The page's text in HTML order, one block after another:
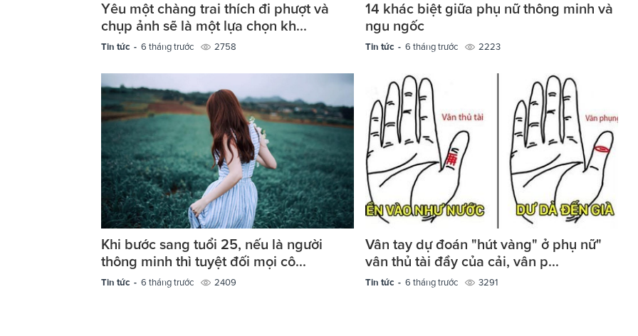
Yêu một chàng trai thích đi phượt và
chụp ảnh sẽ là một lựa chọn kh...
Tin tức - 6 tháng trước 2758
14 khác biệt giữa phụ nữ thông minh và
ngu ngốc
Tin tức - 6 tháng trước 2223
Khi bước sang tuổi 25, nếu là người
thông minh thì tuyệt đối mọi cô...
Tin tức - 6 tháng trước 2409
Vân tay dự đoán "hút vàng" ở phụ nữ"
vân thủ tài đầy của cải, vân p...
Tin tức - 6 tháng trước 3291